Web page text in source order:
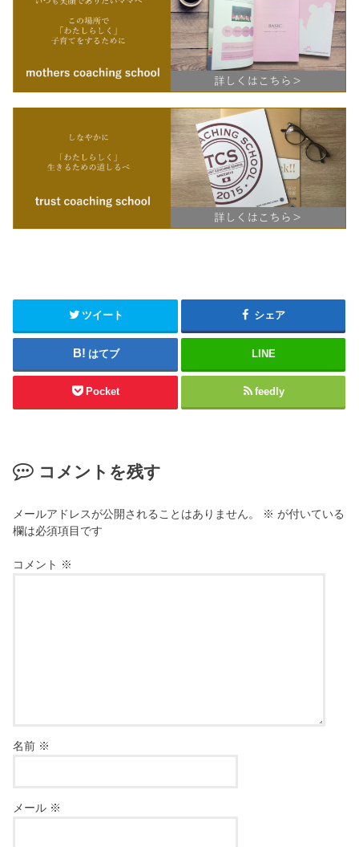
ツイート シェア
はてブ LINE
Pocket feedly
コメントを残す
メールアドレスが公開されることはありません。 ※ が付いている
欄は必須項目です
コメント ※
名前 ※
メール ※